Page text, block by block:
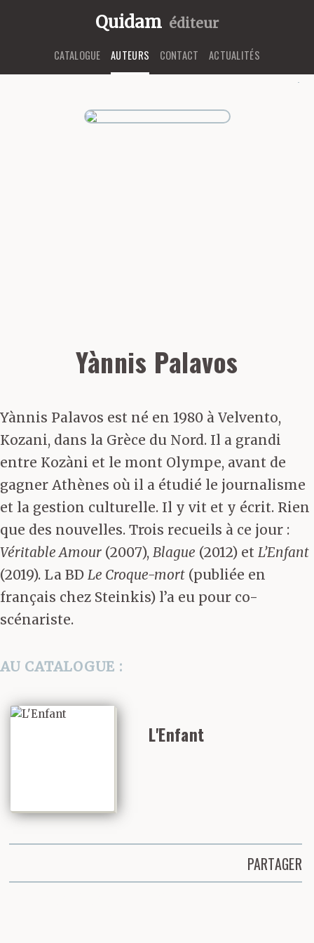
Quidam éditeur
CATALOGUE AUTEURS CONTACT ACTUALITÉS
Yànnis Palavos
Yànnis Palavos est né en 1980 à Velvento,
Kozani, dans la Grèce du Nord. Il a grandi
entre Kozàni et le mont Olympe, avant de
gagner Athènes où il a étudié le journalisme
et la gestion culturelle. Il y vit et y écrit. Rien
que des nouvelles. Trois recueils à ce jour :
Véritable Amour (2007), Blague (2012) et L’Enfant
(2019). La BD Le Croque-mort (publiée en
français chez Steinkis) l’a eu pour co-
scénariste.
AU CATALOGUE :
L'Enfant
PARTAGER